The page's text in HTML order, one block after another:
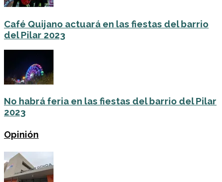
Café Quijano actuará en las fiestas del barrio
del Pilar 2023
No habrá feria en las fiestas del barrio del Pilar
2023
Opinión